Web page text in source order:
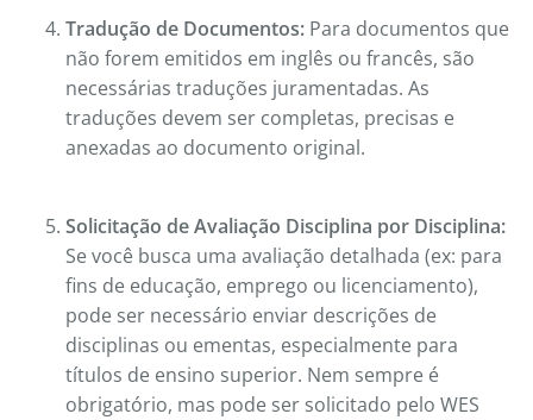
Tradução de Documentos: Para documentos que
não forem emitidos em inglês ou francês, são
necessárias traduções juramentadas. As
traduções devem ser completas, precisas e
anexadas ao documento original.
Solicitação de Avaliação Disciplina por Disciplina:
Se você busca uma avaliação detalhada (ex: para
fins de educação, emprego ou licenciamento),
pode ser necessário enviar descrições de
disciplinas ou ementas, especialmente para
títulos de ensino superior. Nem sempre é
obrigatório, mas pode ser solicitado pelo WES